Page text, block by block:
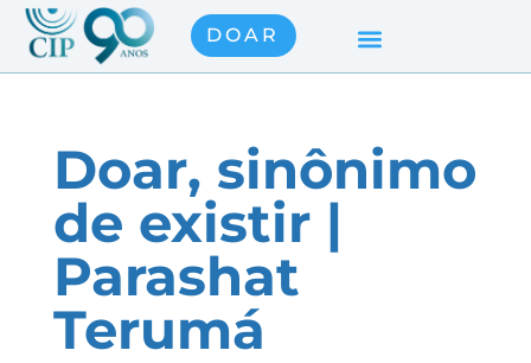
DOAR
Doar, sinônimo
de existir |
Parashat
Terumá